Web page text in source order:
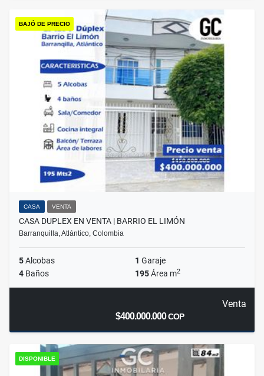
BAJÓ DE PRECIO
CASA VENTA
CASA DUPLEX EN VENTA | BARRIO EL LIMÓN
Barranquilla, Atlántico, Colombia
5Alcobas 1 Garaje
4 Baños 195Área m2
Venta
$400.000.000COP
DISPONIBLE